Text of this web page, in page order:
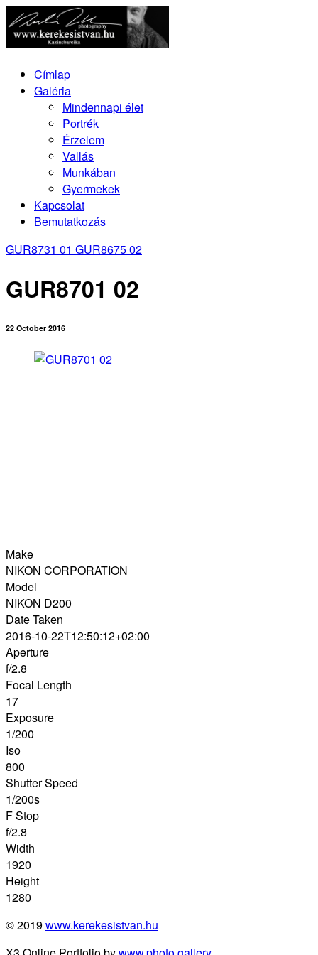
Címlap
Galéria
Mindennapi élet
Portrék
Érzelem
Vallás
Munkában
Gyermekek
Kapcsolat
Bemutatkozás
GUR8731 01 GUR8675 02
GUR8701 02
22 October 2016
Make
NIKON CORPORATION
Model
NIKON D200
Date Taken
2016-10-22T12:50:12+02:00
Aperture
f/2.8
Focal Length
17
Exposure
1/200
Iso
800
Shutter Speed
1/200s
F Stop
f/2.8
Width
1920
Height
1280
© 2019www.kerekesistvan.hu